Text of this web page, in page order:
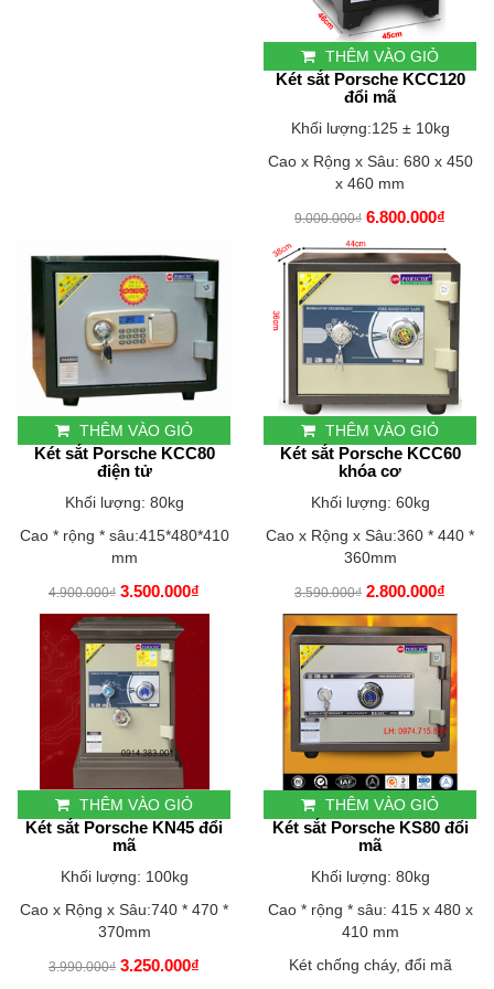
THÊM VÀO GIỎ
Két sắt Porsche KCC120
đổi mã
Khối lượng:125 ± 10kg
Cao x Rộng x Sâu: 680 x 450
x 460 mm
9.000.000₫ 6.800.000₫
THÊM VÀO GIỎ
Két sắt Porsche KCC80
điện tử
Khối lượng: 80kg
Cao * rộng * sâu:415*480*410
mm
4.900.000₫ 3.500.000₫
THÊM VÀO GIỎ
Két sắt Porsche KCC60
khóa cơ
Khối lượng: 60kg
Cao x Rộng x Sâu:360 * 440 *
360mm
3.590.000₫ 2.800.000₫
THÊM VÀO GIỎ
Két sắt Porsche KN45 đổi
mã
Khối lượng: 100kg
Cao x Rộng x Sâu:740 * 470 *
370mm
3.990.000₫ 3.250.000₫
THÊM VÀO GIỎ
Két sắt Porsche KS80 đổi
mã
Khối lượng: 80kg
Cao * rộng * sâu: 415 x 480 x
410 mm
Két chống cháy, đổi mã